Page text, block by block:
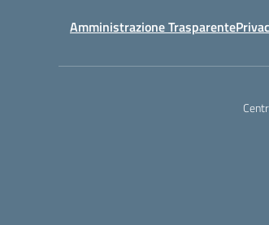
Amministrazione Trasparente